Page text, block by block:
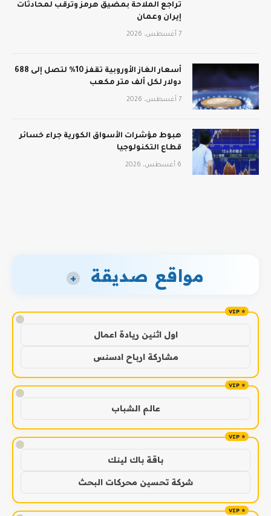
تراجع الملاحة بمضيق هرمز وترقب لمحادثات
إيران وعمان
7 أغسطس، 2026
أسعار الغاز الأوروبية تقفز 10% لتصل إلى 688
دولار لكل ألف متر مكعب
7 أغسطس، 2026
هبوط مؤشرات الأسواق الكورية جراء خسائر
قطاع التكنولوجيا
6 أغسطس، 2026
مواقع صديقة +
!
اول اثنين ريادة اعمال
مشاركة ارباح ادسنس
!
عالم الشباب
!
باقة باك لينك
شركة تحسين محركات البحث